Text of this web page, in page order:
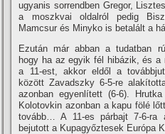
ugyanis sorrendben Gregor,
a moszkvai oldalról pedig
Mamcsur és Minyko is betalált a
Ezután már abban a tudatban
hogy ha az egyik fél hibázik, és
a 11-est, akkor eldől a
között Zavadszky 6-5-re
azonban egyenlí­tett (6-6).
Kolotovkin azonban a kapu fölé
tovább… A 11-es párbajt 7-6-ra
bejutott a Kupagyőztesek Európa